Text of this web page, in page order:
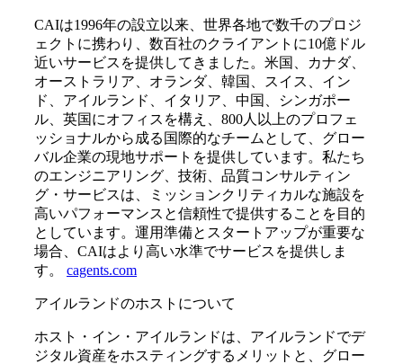
CAIは1996年の設立以来、世界各地で数千のプロジ
ェクトに携わり、数百社のクライアントに10億ドル
近いサービスを提供してきました。米国、カナダ、
オーストラリア、オランダ、韓国、スイス、イン
ド、アイルランド、イタリア、中国、シンガポー
ル、英国にオフィスを構え、800人以上のプロフェ
ッショナルから成る国際的なチームとして、グロー
バル企業の現地サポートを提供しています。私たち
のエンジニアリング、技術、品質コンサルティン
グ・サービスは、ミッションクリティカルな施設を
高いパフォーマンスと信頼性で提供することを目的
としています。運用準備とスタートアップが重要な
場合、CAIはより高い水準でサービスを提供しま
す。 cagents.com
アイルランドのホストについて
ホスト・イン・アイルランドは、アイルランドでデ
ジタル資産をホスティングするメリットと、グロー